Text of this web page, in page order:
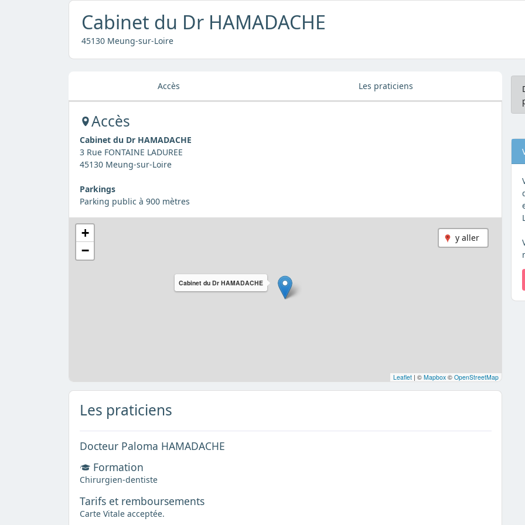
Cabinet du Dr HAMADACHE
45130 Meung-sur-Loire
Accès Les praticiens
Accès
Cabinet du Dr HAMADACHE
3 Rue FONTAINE LADUREE
45130 Meung-sur-Loire
Parkings
Parking public à 900 mètres
y aller
Cabinet du Dr HAMADACHE
+
−
Leaflet | © Mapbox © OpenStreetMap
Les praticiens
Docteur Paloma HAMADACHE
Formation
Chirurgien-dentiste
Tarifs et remboursements
Carte Vitale acceptée.